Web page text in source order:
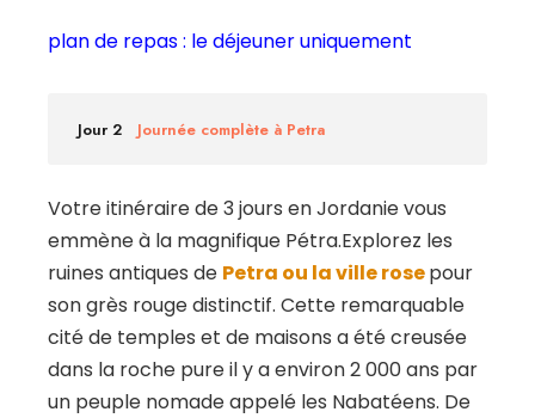
plan de repas : le déjeuner uniquement
Jour 2 Journée complète à Petra
Votre itinéraire de 3 jours en Jordanie vous
emmène à la magnifique Pétra.Explorez les
ruines antiques de Petra ou la ville rosepour
son grès rouge distinctif. Cette remarquable
cité de temples et de maisons a été creusée
dans la roche pure il y a environ 2 000 ans par
un peuple nomade appelé les Nabatéens. De